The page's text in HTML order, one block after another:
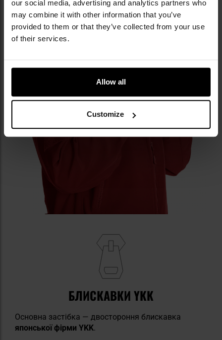
our social media, advertising and analytics partners who
may combine it with other information that you’ve
provided to them or that they’ve collected from your use
of their services.
Allow all
Customize
Patches, що дозволяє персоналізувати куртку.
БЛИСКАВКИ YKK
Основна застібка — двостороння блискавка
японської фірми YKK.